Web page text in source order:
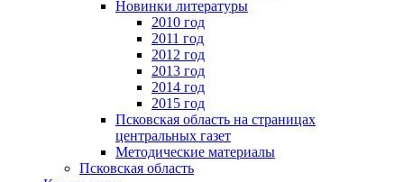
Новинки литературы
2010 год
2011 год
2012 год
2013 год
2014 год
2015 год
Псковская область на страницах
центральных газет
Методические материалы
Псковская область